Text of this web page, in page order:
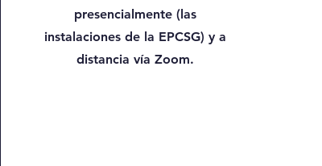
presencialmente (las
instalaciones de la EPCSG) y a
distancia vía Zoom.